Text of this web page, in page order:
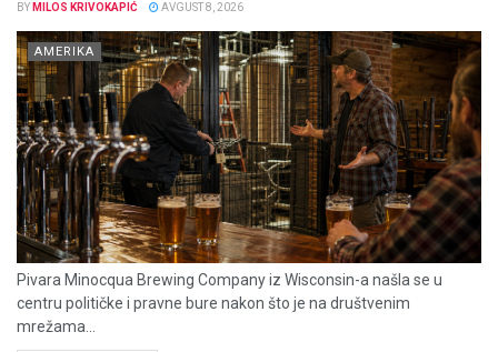
BY MILOS KRIVOKAPIĆ AVGUST 8, 2026
AMERIKA
Pivara Minocqua Brewing Company iz Wisconsin-a našla se u
centru političke i pravne bure nakon što je na društvenim
mrežama...